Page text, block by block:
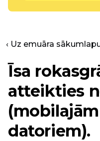
‹ Uz emuāra
Īsa
atteikties
datoriem).